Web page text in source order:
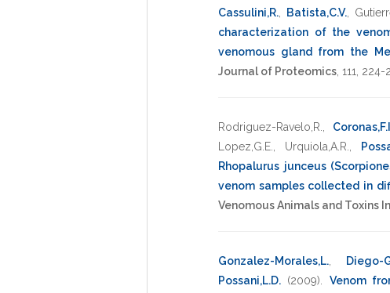
Cassulini,R.
Batista,C.V.,
characterization of the
venomous gland from the
Journal of Proteomics 111 224-
Rodriguez-Ravelo,R.
Lopez,G.E.
Urquiola,A.R.
Rhopalurus junceus
venom samples collected in
Venomous Animals and Toxins
Gonzalez-Morales,L. Diego-
Possani,L.D. (2009)
Venom